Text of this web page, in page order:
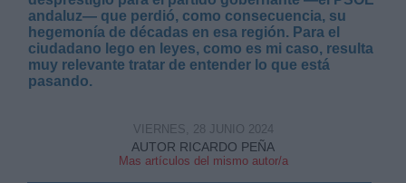
andaluz— que perdió, como consecuencia, su
hegemonía de décadas en esa región. Para el
ciudadano lego en leyes, como es mi caso, resulta
muy relevante tratar de entender lo que está
pasando.
AUTOR RICARDO PEÑA
Mas artículos del mismo autor/a
VIERNES, 28 JUNIO 2024